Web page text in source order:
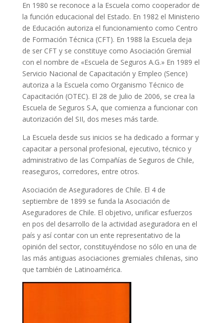
En 1980 se reconoce a la Escuela como cooperador de
la función educacional del Estado. En 1982 el Ministerio
de Educación autoriza el funcionamiento como Centro
de Formación Técnica (CFT). En 1988 la Escuela deja
de ser CFT y se constituye como Asociación Gremial
con el nombre de «Escuela de Seguros A.G.» En 1989 el
Servicio Nacional de Capacitación y Empleo (Sence)
autoriza a la Escuela como Organismo Técnico de
Capacitación (OTEC). El 28 de Julio de 2006, se crea la
Escuela de Seguros S.A, que comienza a funcionar con
autorización del SII, dos meses más tarde.
La Escuela desde sus inicios se ha dedicado a formar y
capacitar a personal profesional, ejecutivo, técnico y
administrativo de las Compañías de Seguros de Chile,
reaseguros, corredores, entre otros.
Asociación de Aseguradores de Chile. El 4 de
septiembre de 1899 se funda la Asociación de
Aseguradores de Chile. El objetivo, unificar esfuerzos
en pos del desarrollo de la actividad aseguradora en el
país y así contar con un ente representativo de la
opinión del sector, constituyéndose no sólo en una de
las más antiguas asociaciones gremiales chilenas, sino
que también de Latinoamérica.